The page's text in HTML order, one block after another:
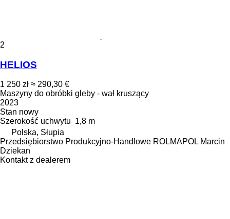
2
HELIOS
1 250 zł ≈ 290,30 €
Maszyny do obróbki gleby - wał kruszący
2023
Stan nowy
Szerokość uchwytu 1,8 m
Polska, Słupia
Przedsiębiorstwo Produkcyjno-Handlowe ROLMAPOL Marcin
Dziekan
Kontakt z dealerem